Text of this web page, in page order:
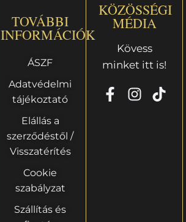
TOVÁBBI
INFORMÁCIÓK
ÁSZF
Adatvédelmi
tájékoztató
Elállás a
szerződéstől /
Visszatérítés
Cookie
szabályzat
Szállítás és
KÖZÖSSÉGI
MÉDIA
Kövess
minket itt is!